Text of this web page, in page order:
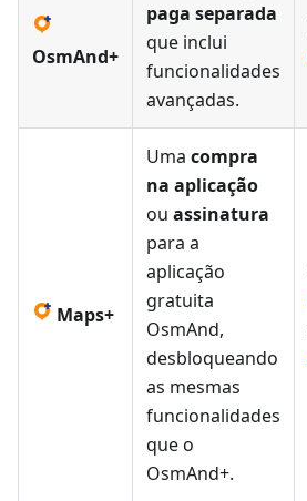
OsmAnd+
paga separada
que inclui
funcionalidades
avançadas.
Maps+
Uma compra
na aplicação
ou assinatura
para a
aplicação
gratuita
OsmAnd,
desbloqueando
as mesmas
funcionalidades
que o
OsmAnd+.